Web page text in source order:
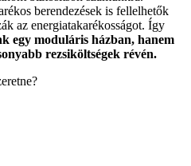
berendezések is fellelhetők
az energiatakarékosságot. Így
egy moduláris házban, hanem
rezsiköltségek révén.